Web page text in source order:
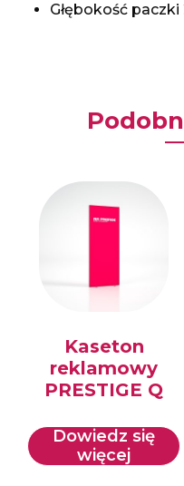
Głębokość paczki
Kaseton
reklamowy
PRESTIGE Q
Dowiedz się
więcej